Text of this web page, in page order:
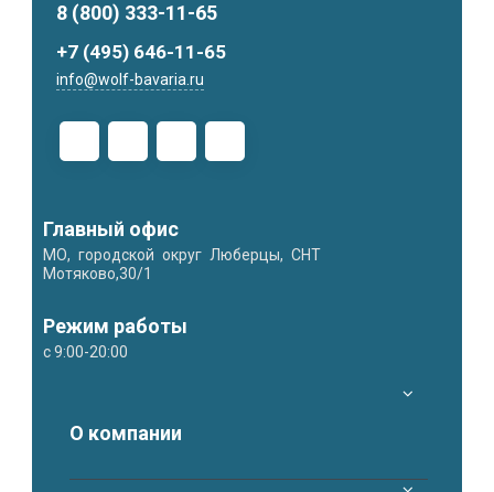
8 (800) 333-11-65
+7 (495) 646-11-65
info@wolf-bavaria.ru
Главный офис
МО, городской округ Люберцы, СНТ
Мотяково,30/1
Режим работы
с 9:00-20:00
О компании